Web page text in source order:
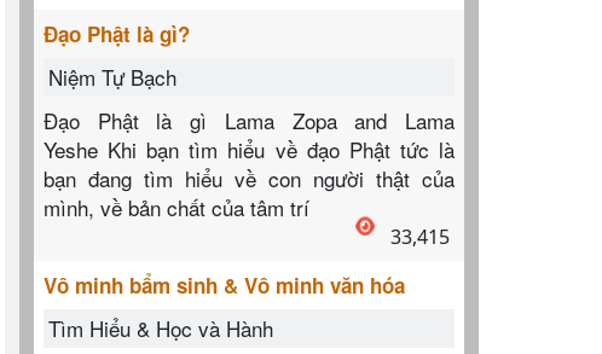
Đạo Phật là gì?
Niệm Tự Bạch
Đạo Phật là gì Lama Zopa and Lama
Yeshe Khi bạn tìm hiểu về đạo Phật tức là
bạn đang tìm hiểu về con người thật của
mình, về bản chất của tâm trí
33,415
Vô minh bẩm sinh & Vô minh văn hóa
Tìm Hiểu & Học và Hành